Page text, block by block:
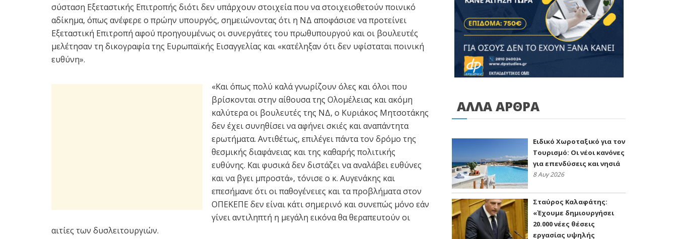
σύσταση Εξεταστικής Επιτροπής διότι δεν υπάρχουν στοιχεία που να στοιχειοθετούν ποινικό
αδίκημα, όπως ανέφερε ο πρώην υπουργός, σημειώνοντας ότι η ΝΔ αποφάσισε να προτείνει
Εξεταστική Επιτροπή αφού προηγουμένως οι συνεργάτες του πρωθυπουργού και οι βουλευτές
μελέτησαν τη δικογραφία της Ευρωπαϊκής Εισαγγελίας και «κατέληξαν ότι δεν υφίσταται ποινική
ευθύνη».
«Και όπως πολύ καλά γνωρίζουν όλες και όλοι που
βρίσκονται στην αίθουσα της Ολομέλειας και ακόμη
καλύτερα οι βουλευτές της ΝΔ, ο Κυριάκος Μητσοτάκης
δεν έχει συνηθίσει να αφήνει σκιές και αναπάντητα
ερωτήματα. Αντιθέτως, επιλέγει πάντα τον δρόμο της
θεσμικής διαφάνειας και της καθαρής πολιτικής
ευθύνης. Και φυσικά δεν διστάζει να αναλάβει ευθύνες
και να βγει μπροστά», τόνισε ο κ. Αυγενάκης και
επεσήμανε ότι οι παθογένειες και τα προβλήματα στον
ΟΠΕΚΕΠΕ δεν είναι κάτι σημερινό και συνεπώς μόνο εάν
γίνει αντιληπτή η μεγάλη εικόνα θα θεραπευτούν οι
αιτίες των δυσλειτουργιών.
ΑΛΛΑ ΑΡΘΡΑ
Ειδικό Χωροταξικό για τον
Τουρισμό: Οι νέοι κανόνες
για επενδύσεις και νησιά
8 Αυγ 2026
Σταύρος Καλαφάτης:
«Έχουμε δημιουργήσει
20.000 νέες θέσεις
εργασίας υψηλής